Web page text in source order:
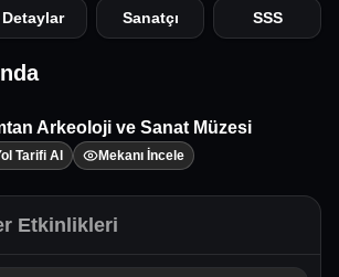
Detaylar Sanatçı SSS
Arkeoloji ve Sanat Müzesi
Tarifi Al Mekanı İncele
Etkinlikleri